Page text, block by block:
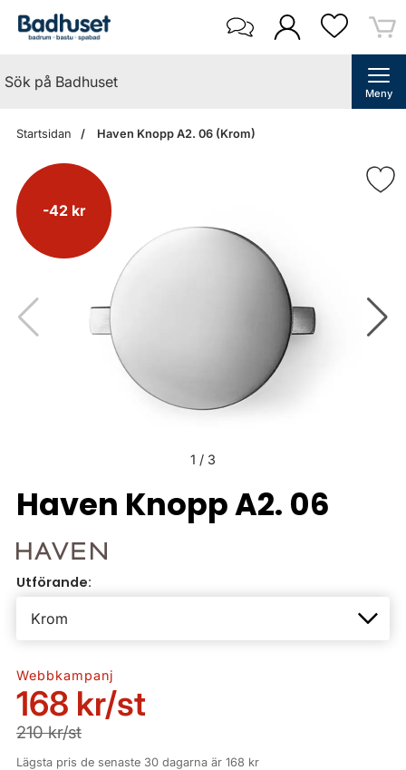
Meny
Startsidan Haven Knopp A2. 06 (Krom)
-42 kr
1 / 3
Haven Knopp A2. 06
Utförande:
Webbkampanj
168 kr/st
210 kr/st
Lägsta pris de senaste 30 dagarna är 168 kr